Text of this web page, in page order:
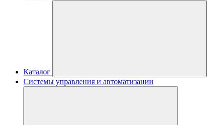
Каталог
Системы управления и автоматизации